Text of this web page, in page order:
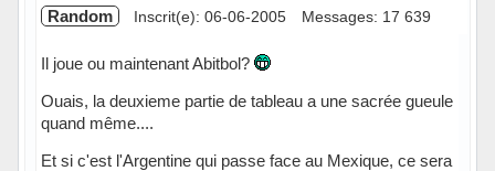
Random Inscrit(e): 06-06-2005 Messages: 17 639
Il joue ou maintenant Abitbol?
Ouais, la deuxieme partie de tableau a une sacrée gueule
quand même....
Et si c'est l'Argentine qui passe face au Mexique, ce sera